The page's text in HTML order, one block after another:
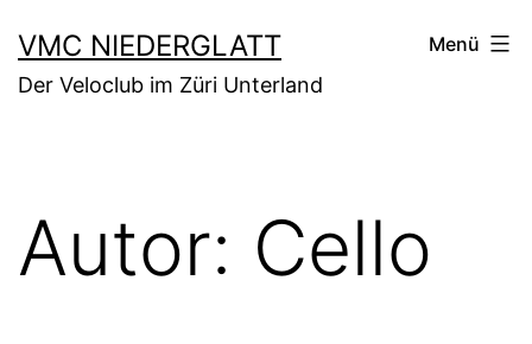
Inhalt
springen
VMC NIEDERGLATT
Der Veloclub im Züri Unterland
Menü
Autor: Cello